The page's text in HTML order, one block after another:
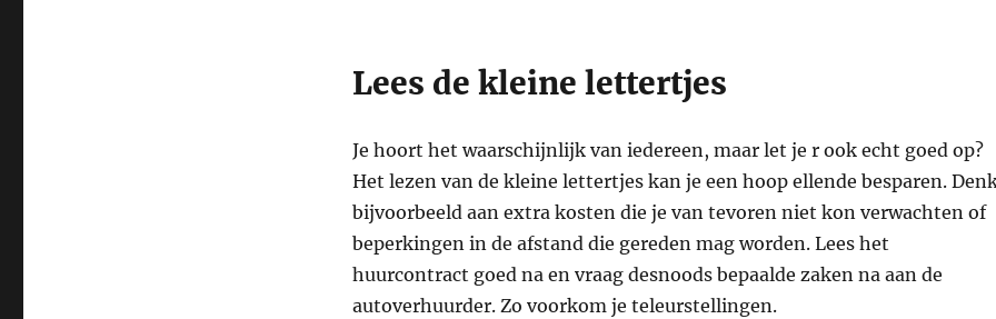
Lees de kleine lettertjes
Je hoort het waarschijnlijk van iedereen, maar let je r ook echt goed op?
Het lezen van de kleine lettertjes kan je een hoop ellende besparen.
bijvoorbeeld aan extra kosten die je van tevoren niet kon verwachten of
beperkingen in de afstand die gereden mag worden. Lees het
huurcontract goed na en vraag desnoods bepaalde zaken na aan de
autoverhuurder. Zo voorkom je teleurstellingen.